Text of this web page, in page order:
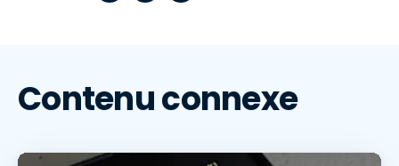
Contenu connexe